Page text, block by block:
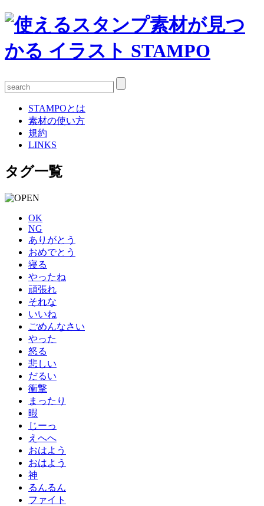
STAMPOとは
素材の使い方
規約
LINKS
タグ一覧
OK
NG
ありがとう
おめでとう
寝る
やったね
頑張れ
それな
いいね
ごめんなさい
やった
怒る
悲しい
だるい
衝撃
まったり
暇
じーっ
えへへ
おはよう
おはよう
神
るんるん
ファイト